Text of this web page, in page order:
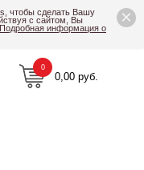
×
чтобы сделать Вашу
с сайтом, Вы
Подробная информация о
0,00 руб.
0